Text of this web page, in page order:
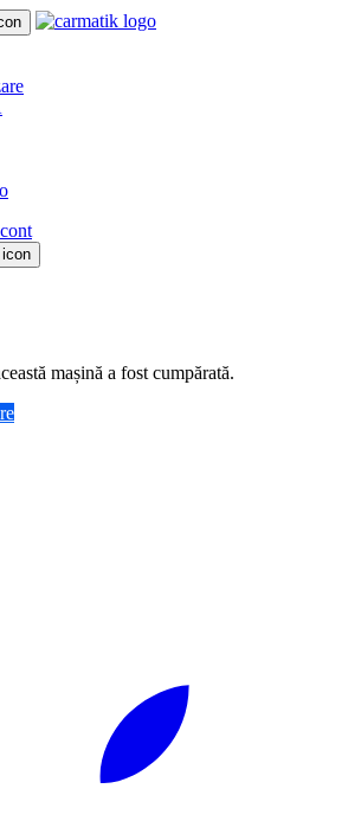
mașină a fost cumpărată.